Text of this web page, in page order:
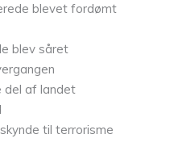
blevet fordømt
blev såret
del af landet
til terrorisme